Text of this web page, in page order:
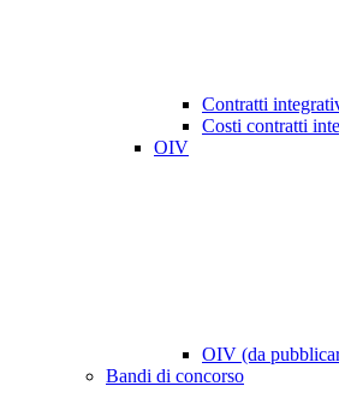
Contratti
Costi contratti
OIV
OIV (da
Bandi di concorso